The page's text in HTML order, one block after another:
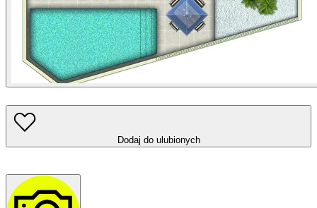
Dodaj do ulubionych